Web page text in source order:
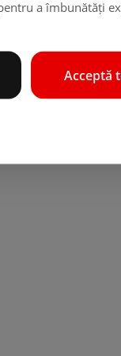
a îmbunătăți
Acceptă